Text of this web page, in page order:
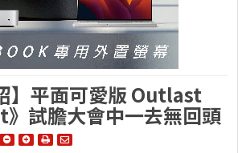
】平面可愛版 Outlast
》試膽大會中一去無回頭